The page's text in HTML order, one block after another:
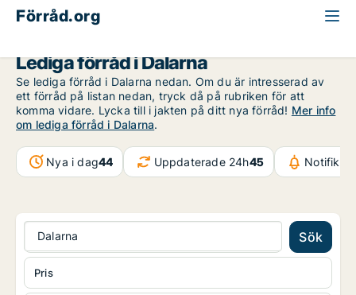
Förråd.org
Lediga förråd i Dalarna
Se lediga förråd i Dalarna nedan. Om du är intresserad av
ett förråd på listan nedan, tryck då på rubriken för att
komma vidare. Lycka till i jakten på ditt nya förråd! Mer info
om lediga förråd i Dalarna.
Nya i dag44 Uppdaterade 24h45
Dalarna Sök
Pris